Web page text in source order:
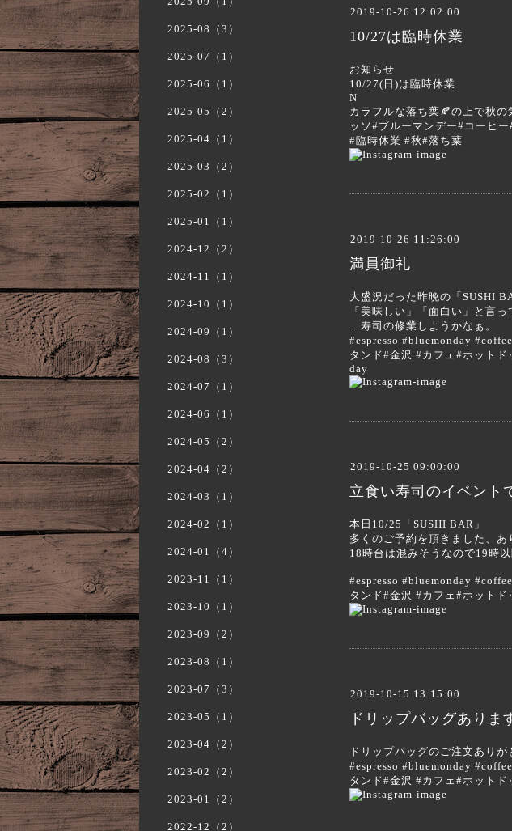
2019-10-26 12:02:00
10/27は臨時休業
お知らせ
10/27(日)は臨時休業
N
カラフルな落ち葉🍂の上で秋
ッソ#ブルーマンデー#コーヒ
#臨時休業 #秋#落ち葉
2019-10-26 11:26:00
満員御礼
大盛況だった昨晩の「SUSHI
「美味しい」「面白い」と言っ
…寿司の修業しようかなぁ。
#espresso #bluemonday
タンド#金沢 #カフェ#ホット
day
2019-10-25 09:00:00
立食い寿司のイベント
本日10/25「SUSHI BAR」
多くのご予約を頂きました、あ
18時台は混みそうなので19時
#espresso #bluemonday
タンド#金沢 #カフェ#ホット
2019-10-15 13:15:00
ドリップバッグありま
ドリップバッグのご注文あり
#espresso #bluemonday
タンド#金沢 #カフェ#ホット
2025-08（3）
2025-07（1）
2025-06（1）
2025-05（2）
2025-04（1）
2025-03（2）
2025-02（1）
2025-01（1）
2024-12（2）
2024-11（1）
2024-10（1）
2024-09（1）
2024-08（3）
2024-07（1）
2024-06（1）
2024-05（2）
2024-04（2）
2024-03（1）
2024-02（1）
2024-01（4）
2023-11（1）
2023-10（1）
2023-09（2）
2023-08（1）
2023-07（3）
2023-05（1）
2023-04（2）
2023-02（2）
2023-01（2）
2022-12（2）